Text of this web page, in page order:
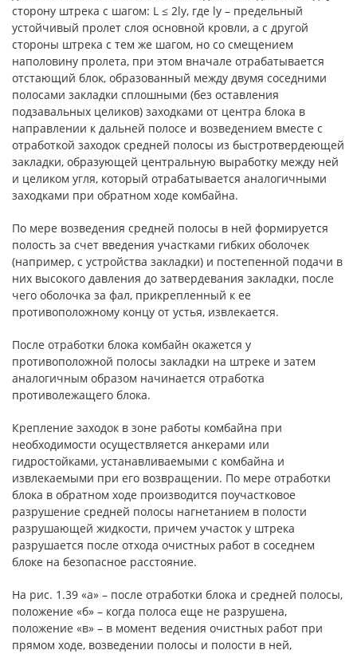
сторону штрека с шагом: L ≤ 2ly, где ly – предельный
устойчивый пролет слоя основной кровли, а с другой
стороны штрека с тем же шагом, но со смещением
наполовину пролета, при этом вначале отрабатывается
отстающий блок, образованный между двумя соседними
полосами закладки сплошными (без оставления
подзавальных целиков) заходками от центра блока в
направлении к дальней полосе и возведением вместе с
отработкой заходок средней полосы из быстротвердеющей
закладки, образующей центральную выработку между ней
и целиком угля, который отрабатывается аналогичными
заходками при обратном ходе комбайна.
По мере возведения средней полосы в ней формируется
полость за счет введения участками гибких оболочек
(например, с устройства закладки) и постепенной подачи в
них высокого давления до затвердевания закладки, после
чего оболочка за фал, прикрепленный к ее
противоположному концу от устья, извлекается.
После отработки блока комбайн окажется у
противоположной полосы закладки на штреке и затем
аналогичным образом начинается отработка
противолежащего блока.
Крепление заходок в зоне работы комбайна при
необходимости осуществляется анкерами или
гидростойками, устанавливаемыми с комбайна и
извлекаемыми при его возвращении. По мере отработки
блока в обратном ходе производится поучастковое
разрушение средней полосы нагнетанием в полости
разрушающей жидкости, причем участок у штрека
разрушается после отхода очистных работ в соседнем
блоке на безопасное расстояние.
На рис. 1.39 «а» – после отработки блока и средней полосы,
положение «б» – когда полоса еще не разрушена,
положение «в» – в момент ведения очистных работ при
прямом ходе, возведении полосы и полости в ней,